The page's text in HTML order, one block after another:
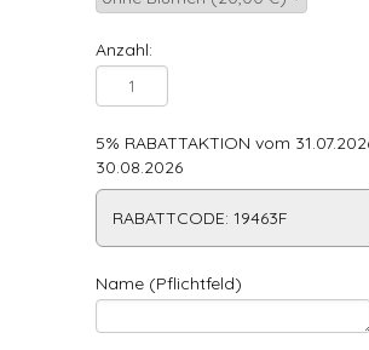
Anzahl:
5% RABATTAKTION vom
30.08.2026
RABATTCODE: 19463F
Name (Pflichtfeld)